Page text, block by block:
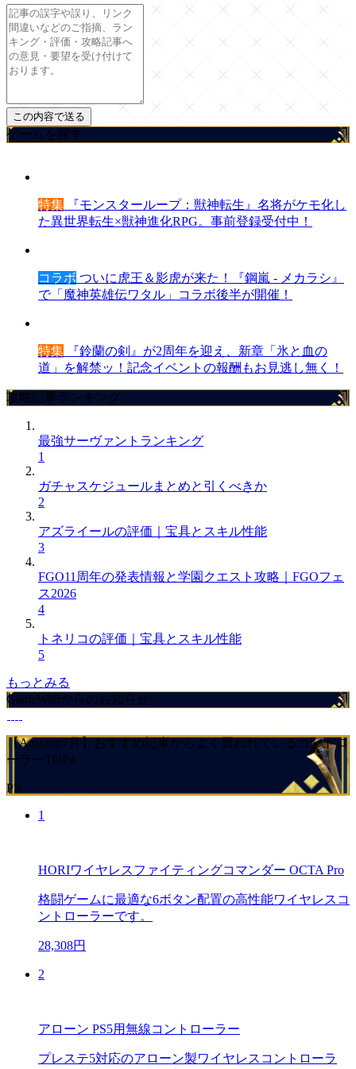
ゲームを探す
特集 『モンスターループ：獣神転生』名将がケモ化し
た異世界転生×獣神進化RPG。事前登録受付中！
コラボ ついに虎王＆影虎が来た！『鋼嵐 - メカラシ』
で「魔神英雄伝ワタル」コラボ後半が開催！
特集 『鈴蘭の剣』が2周年を迎え、新章「氷と血の
道」を解禁ッ！記念イベントの報酬もお見逃し無く！
攻略記事ランキング
最強サーヴァントランキング
1
ガチャスケジュールまとめと引くべきか
2
アズライールの評価｜宝具とスキル性能
3
FGO11周年の発表情報と学園クエスト攻略｜FGOフェ
ス2026
4
トネリコの評価｜宝具とスキル性能
5
もっとみる
GameWithからのお知らせ
【Amazon7月】おすすめ記事からよく買われているコントロ
ーラーTOP4
PR
1
HORIワイヤレスファイティングコマンダー OCTA Pro
格闘ゲームに最適な6ボタン配置の高性能ワイヤレスコ
ントローラーです。
28,308円
2
アローン PS5用無線コントローラー
プレステ5対応のアローン製ワイヤレスコントローラ